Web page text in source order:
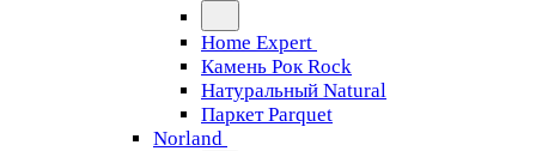
Home Expert
Камень Рок Rock
Натуральный Natural
Паркет Parquet
Norland